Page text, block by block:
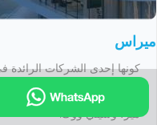
ميراس
كونها إحدى الشركات
العديد من المشاريع البارزة
بلوواترز، ومنتجع ومنازل
مير، وسيتي ووك.